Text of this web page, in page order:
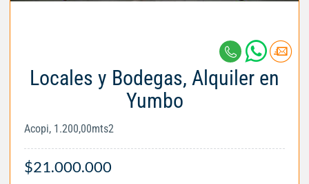
Locales y Bodegas, Alquiler en
Yumbo
Acopi, 1.200,00mts2
$21.000.000